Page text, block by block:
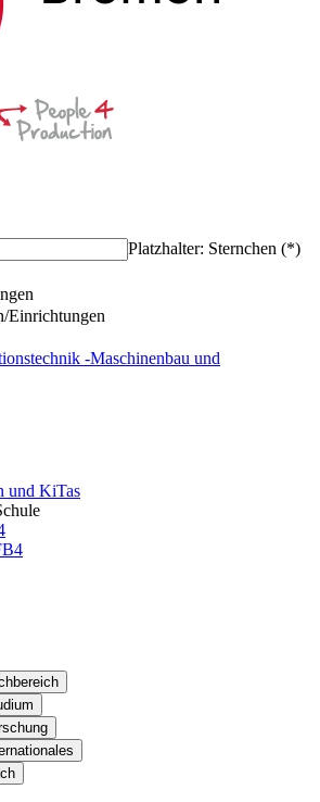
Platzhalter: Sternchen (*)
Einrichtungen
-Maschinenbau und
und KiTas